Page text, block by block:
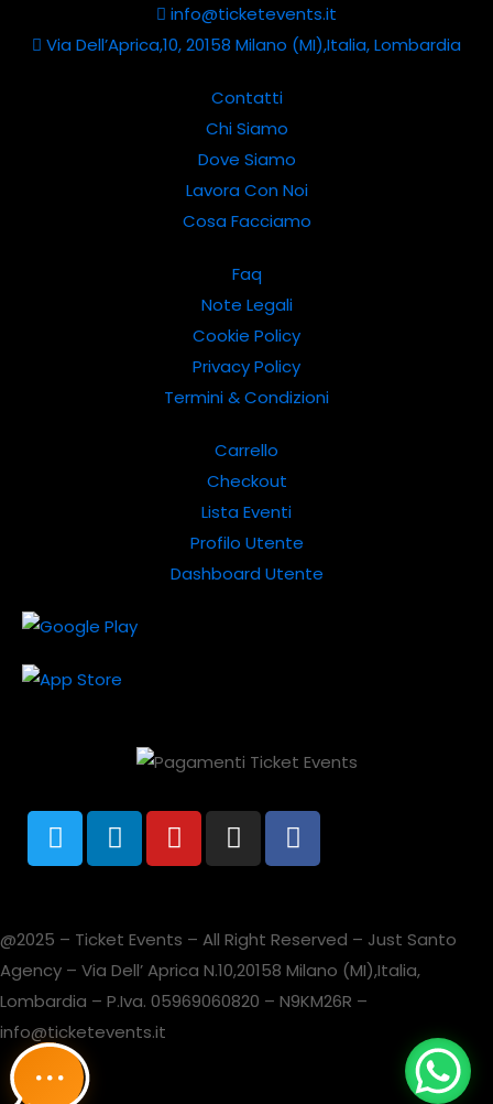
info@ticketevents.it
Via Dell’Aprica,10, 20158 Milano (MI),Italia, Lombardia
Contatti
Chi Siamo
Dove Siamo
Lavora Con Noi
Cosa Facciamo
Faq
Note Legali
Cookie Policy
Privacy Policy
Termini & Condizioni
Carrello
Checkout
Lista Eventi
Profilo Utente
Dashboard Utente
@2025 – Ticket Events – All Right Reserved – Just Santo
Agency – Via Dell’ Aprica N.10,20158 Milano (MI),Italia,
Lombardia – P.Iva. 05969060820 – N9KM26R –
info@ticketevents.it